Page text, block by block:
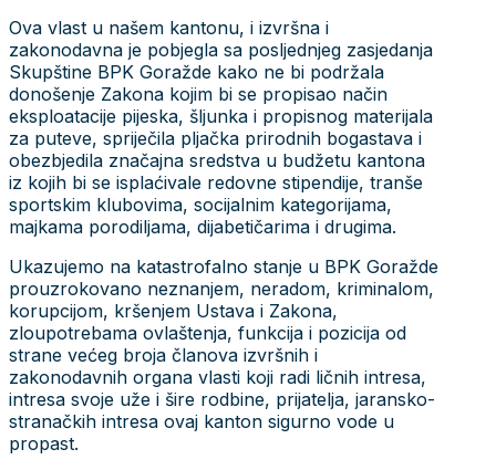
Ova vlast u našem kantonu, i izvršna i
zakonodavna je pobjegla sa posljednjeg zasjedanja
Skupštine BPK Goražde kako ne bi podržala
donošenje Zakona kojim bi se propisao način
eksploatacije pijeska, šljunka i propisnog materijala
za puteve, spriječila pljačka prirodnih bogastava i
obezbjedila značajna sredstva u budžetu kantona
iz kojih bi se isplaćivale redovne stipendije, tranše
sportskim klubovima, socijalnim kategorijama,
majkama porodiljama, dijabetičarima i drugima.
Ukazujemo na katastrofalno stanje u BPK Goražde
prouzrokovano neznanjem, neradom, kriminalom,
korupcijom, kršenjem Ustava i Zakona,
zloupotrebama ovlaštenja, funkcija i pozicija od
strane većeg broja članova izvršnih i
zakonodavnih organa vlasti koji radi ličnih intresa,
intresa svoje uže i šire rodbine, prijatelja, jaransko-
stranačkih intresa ovaj kanton sigurno vode u
propast.